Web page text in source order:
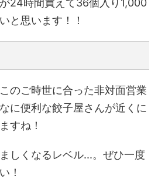
24時間買えて36個入り1,000
と思います！！
のご時世に合った非対面営業
に便利な餃子屋さんが近くに
すね！
しくなるレベル...。ぜひ一度
！